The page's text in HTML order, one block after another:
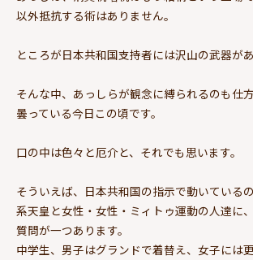
以外抵抗する術はありません。
ところが日本共和国支持者には沢山の武器があ
そんな中、あっしらが観念に縛られるのも仕
曇っている今日この頃です。
口の中は色々と厄介と、それでも思います。
そういえば、日本共和国の指示で動いている
系天皇と女性・女性・ミィトゥ運動の人達に
質問が一つあります。
中学生、男子はグランドで着替え、女子には